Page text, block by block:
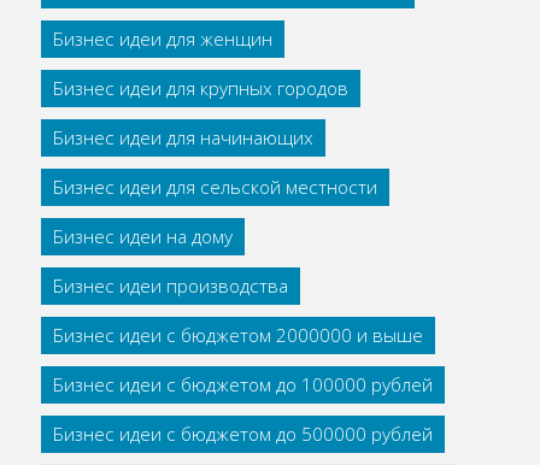
Бизнес идеи для женщин
Бизнес идеи для крупных городов
Бизнес идеи для начинающих
Бизнес идеи для сельской местности
Бизнес идеи на дому
Бизнес идеи производства
Бизнес идеи с бюджетом 2000000 и выше
Бизнес идеи с бюджетом до 100000 рублей
Бизнес идеи с бюджетом до 500000 рублей